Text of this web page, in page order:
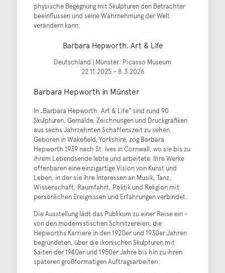
physische Begegnung mit Skulpturen den Betrachter
beeinflussen und seine Wahrnehmung der Welt
verändern kann.
Barbara Hepworth. Art & Life
Deutschland | Münster: Picasso Museum
22.11.2025 – 8.3.2026
Barbara Hepworth in Münster
In „Barbara Hepworth. Art & Life“ sind rund 90
Skulpturen, Gemälde, Zeichnungen und Druckgrafiken
aus sechs Jahrzehnten Schaffenszeit zu sehen.
Geboren in Wakefield, Yorkshire, zog Barbara
Hepworth 1939 nach St. Ives in Cornwall, wo sie bis zu
ihrem Lebendsende lebte und arbeitete. Ihre Werke
offenbaren eine einzigartige Vision von Kunst und
Leben, in der sie ihre Interessen an Musik, Tanz,
Wissenschaft, Raumfahrt, Politik und Religion mit
persönlichen Ereignissen und Erfahrungen verbindet.
Die Ausstellung lädt das Publikum zu einer Reise ein –
von den modernistischen Schnitzereien, die
Hepworths Karriere in den 1920er und 1930er Jahren
begründeten, über die ikonischen Skulpturen mit
Saiten der 1940er und 1950er Jahre bis hin zu ihren
späteren großformatigen Auftragsarbeiten.